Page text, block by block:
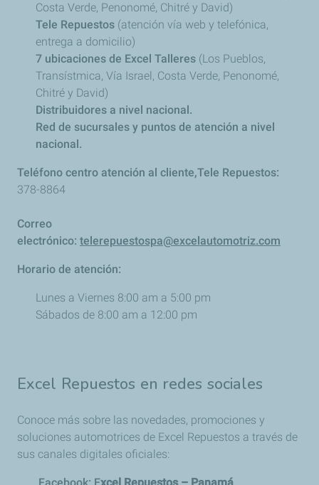
Costa Verde, Penonomé, Chitré y David)
Tele Repuestos (atención vía web y telefónica,
entrega a domicilio)
7 ubicaciones de Excel Talleres (Los Pueblos,
Transístmica, Vía Israel, Costa Verde, Penonomé,
Chitré y David)
Distribuidores a nivel nacional.
Red de sucursales y puntos de atención a nivel
nacional.
Teléfono centro atención al cliente,Tele Repuestos:
378-8864
Correo
electrónico: telerepuestospa@excelautomotriz.com
Horario de atención:
Lunes a Viernes 8:00 am a 5:00 pm
Sábados de 8:00 am a 12:00 pm
Excel Repuestos en redes sociales
Conoce más sobre las novedades, promociones y
soluciones automotrices de Excel Repuestos a través de
sus canales digitales oficiales: